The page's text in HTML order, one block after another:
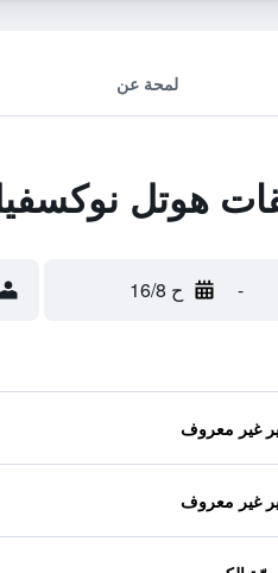
لمحة عن
هوتل نوكسفيل
- ح 16/8
غير معروف
غير معروف